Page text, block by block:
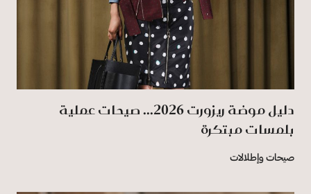
دليل موضة ريزورت 2026... صيحات عملية
بلمسات مبتكرة
صيحات وإطلالات